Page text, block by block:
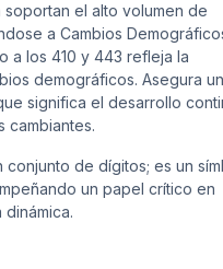
el alto volumen de
a Cambios
a los 410 y 443 refleja la
demográficos. Asegura un
significa el desarrollo
cambiantes.
de dígitos; es un
un papel crítico en